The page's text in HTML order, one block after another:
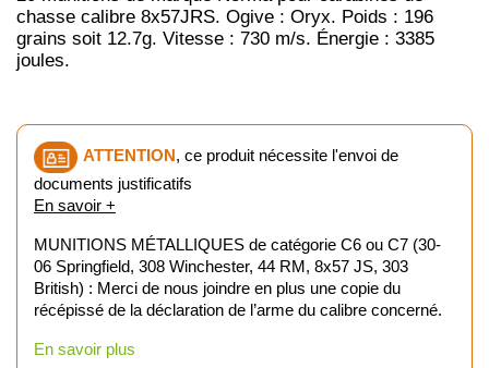
chasse calibre 8x57JRS. Ogive : Oryx. Poids : 196
grains soit 12.7g. Vitesse : 730 m/s. Énergie : 3385
joules.
ATTENTION, ce produit nécessite l'envoi de
documents justificatifs
En savoir +
MUNITIONS MÉTALLIQUES de catégorie C6 ou C7 (30-
06 Springfield, 308 Winchester, 44 RM, 8x57 JS, 303
British) : Merci de nous joindre en plus une copie du
récépissé de la déclaration de l’arme du calibre concerné.
En savoir plus